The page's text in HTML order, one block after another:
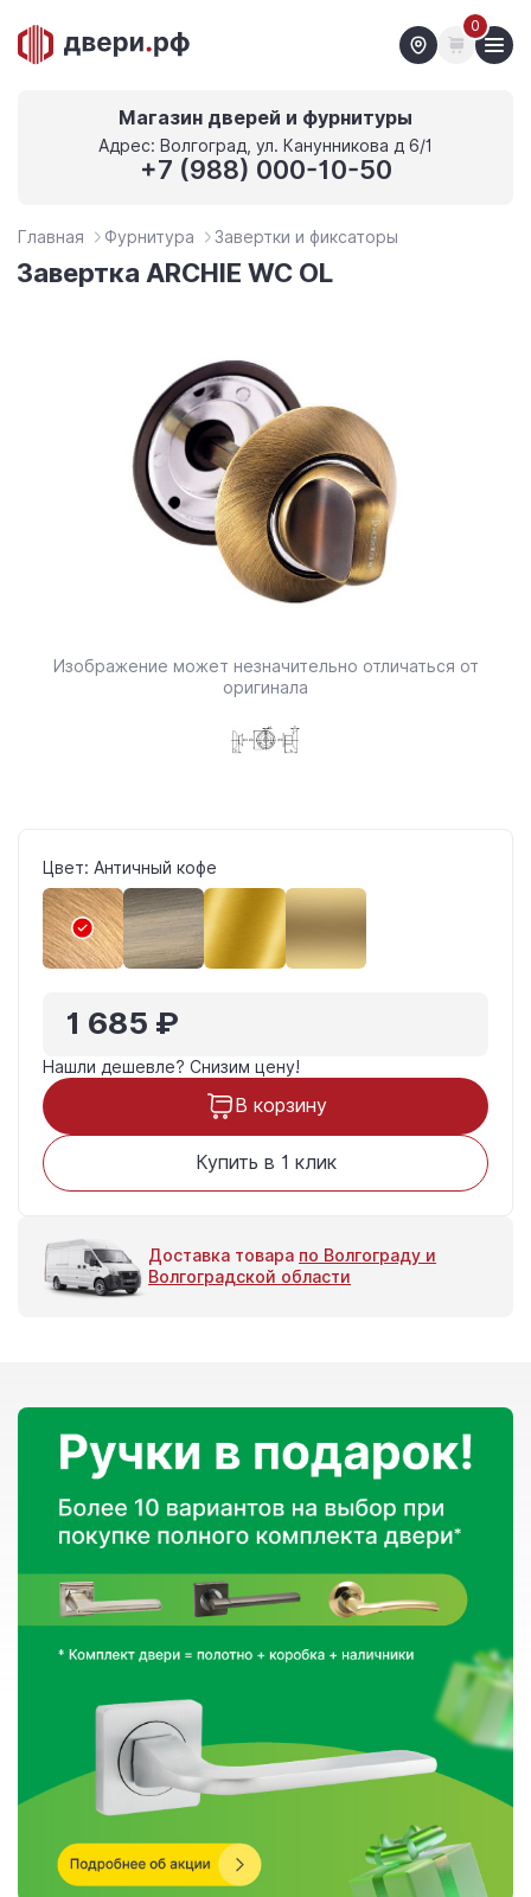
0
Магазин дверей и фурнитуры
Адрес: Волгоград, ул. Канунникова д 6/1
+7 (988) 000-10-50
Главная Фурнитура Завертки и фиксаторы
Завертка ARCHIE WC OL
Изображение может незначительно отличаться от
оригинала
Цвет: Античный кофе
1 685 ₽
Нашли дешевле? Снизим цену!
В корзину
Купить в 1 клик
Доставка товара по Волгограду и
Волгоградской области